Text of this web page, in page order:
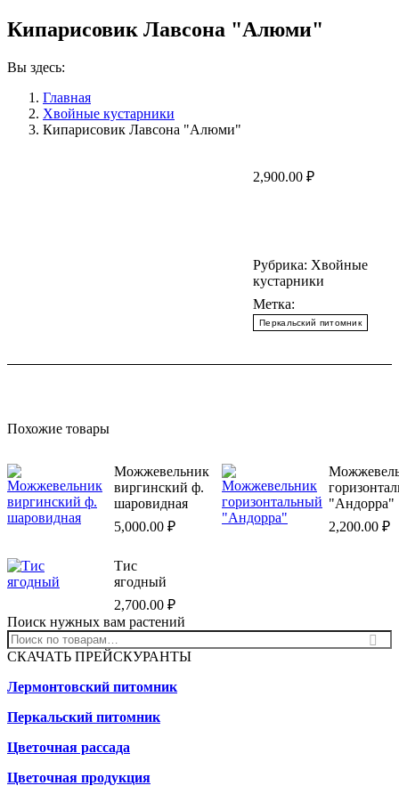
Кипарисовик Лавсона "Алюми"
Вы здесь:
Главная
Хвойные кустарники
Кипарисовик Лавсона "Алюми"
2,900.00 ₽
Рубрика: Хвойные
кустарники
Метка:
Перкальский питомник
Похожие товары
Можжевельник
виргинский ф.
шаровидная
5,000.00 ₽
"Андорра"
2,200.00 ₽
Тис
ягодный
2,700.00 ₽
Поиск нужных вам растений
СКАЧАТЬ ПРЕЙСКУРАНТЫ
Лермонтовский питомник
Перкальский питомник
Цветочная рассада
Цветочная продукция